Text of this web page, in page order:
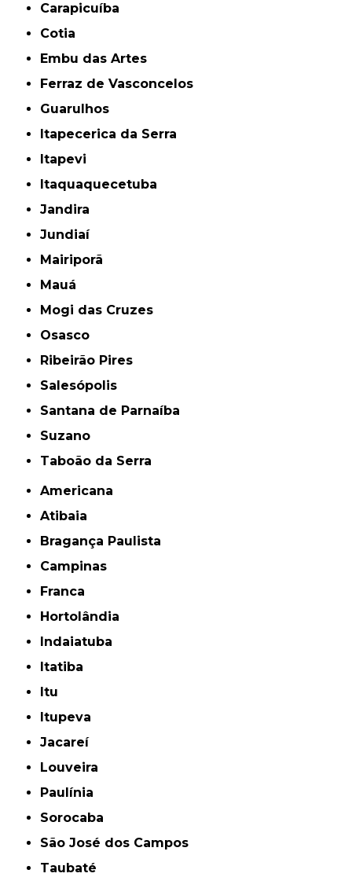
Carapicuíba
Cotia
Embu das Artes
Ferraz de Vasconcelos
Guarulhos
Itapecerica da Serra
Itapevi
Itaquaquecetuba
Jandira
Jundiaí
Mairiporã
Mauá
Mogi das Cruzes
Osasco
Ribeirão Pires
Salesópolis
Santana de Parnaíba
Suzano
Taboão da Serra
Americana
Atibaia
Bragança Paulista
Campinas
Franca
Hortolândia
Indaiatuba
Itatiba
Itu
Itupeva
Jacareí
Louveira
Paulínia
Sorocaba
São José dos Campos
Taubaté